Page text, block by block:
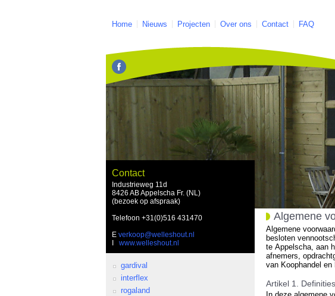
Home Nieuws Projecten Over ons Contact FAQ
Contact
Industrieweg 11d
8426 AB Appelscha Fr. (NL)
(bezoek op afspraak)
Telefoon +31(0)516 431470
E verkoop@welleshout.nl
www.welleshout.nl
gardival
interflex
rogaland
Algemene
Algemene
besloten
te Appelscha, aan
afnemers,
van Koophandel en
Artikel 1. Definities